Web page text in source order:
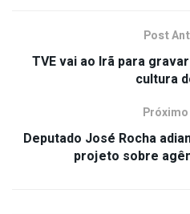
Post
TVE vai ao Irã para
cultura
Deputado José Rocha
projeto sobre